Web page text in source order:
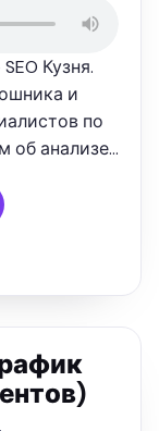
Кузня.
и
по
об анализе
—
…